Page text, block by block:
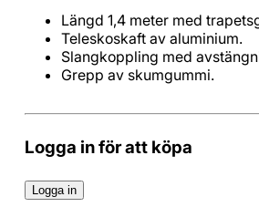
Grepp av skumgummi.
Logga in för att köpa
Logga in